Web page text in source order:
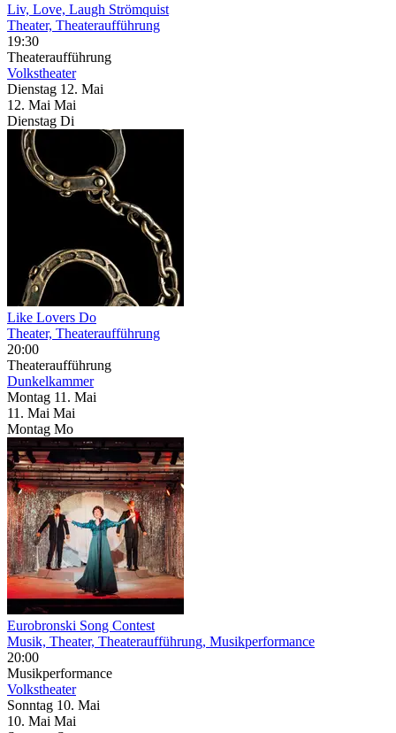
Liv, Love, Laugh Strömquist
Theater, Theateraufführung
19:30
Theateraufführung
Volkstheater
Dienstag 12. Mai
12. Mai Mai
Dienstag Di
Like Lovers Do
Theater, Theateraufführung
20:00
Theateraufführung
Dunkelkammer
Montag 11. Mai
11. Mai Mai
Montag Mo
Eurobronski Song Contest
Musik, Theater, Theateraufführung, Musikperformance
20:00
Musikperformance
Volkstheater
Sonntag 10. Mai
10. Mai Mai